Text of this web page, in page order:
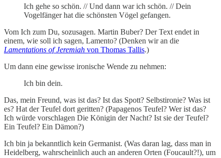
Ich gehe so schön. // Und dann war ich schön. // Dein
Vogelfänger hat die schönsten Vögel gefangen.
Vom Ich zum Du, sozusagen. Martin Buber? Der Text endet in
einem, wie soll ich sagen, Lamento? (Denken wir an die
Lamentations of Jeremiah von Thomas Tallis.)
Um dann eine gewisse ironische Wende zu nehmen:
Ich bin dein.
Das, mein Freund, was ist das? Ist das Spott? Selbstironie? Was ist
es? Hat der Teufel dort geritten? (Papagenos Teufel? Wer ist das?
Ich würde vorschlagen Die Königin der Nacht? Ist sie der Teufel?
Ein Teufel? Ein Dämon?)
Ich bin ja bekanntlich kein Germanist. (Was daran lag, dass man in
Heidelberg, wahrscheinlich auch an anderen Orten (Foucault?!), um